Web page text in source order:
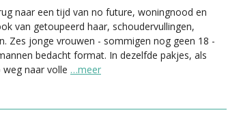
naar een tijd van no future, woningnood en
van getoupeerd haar, schoudervullingen,
Zes jonge vrouwen - sommigen nog geen 18 -
bedacht format. In dezelfde pakjes, als
weg naar volle …meer